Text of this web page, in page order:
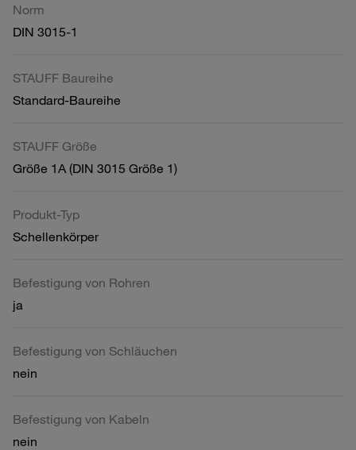
Norm
DIN 3015-1
STAUFF Baureihe
Standard-Baureihe
STAUFF Größe
Größe 1A (DIN 3015 Größe 1)
Produkt-Typ
Schellenkörper
Befestigung von Rohren
ja
Befestigung von Schläuchen
nein
Befestigung von Kabeln
nein